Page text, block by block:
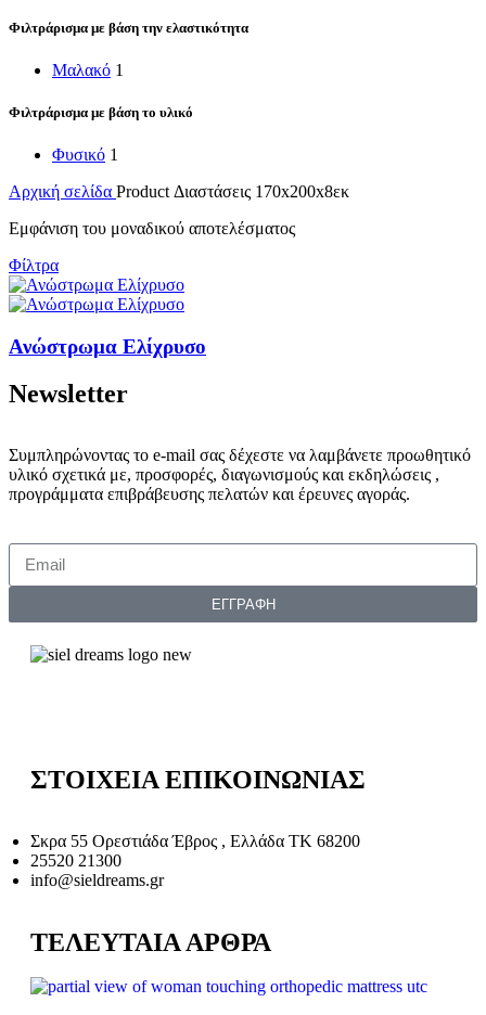
Φιλτράρισμα με βάση την ελαστικότητα
Μαλακό 1
Φιλτράρισμα με βάση το υλικό
Φυσικό 1
Αρχική σελίδα Product Διαστάσεις 170x200x8εκ
Εμφάνιση του μοναδικού αποτελέσματος
Φίλτρα
Ανώστρωμα Ελίχρυσο
Newsletter
Συμπληρώνοντας το e-mail σας δέχεστε να λαμβάνετε προωθητικό
υλικό σχετικά με, προσφορές, διαγωνισμούς και εκδηλώσεις ,
προγράμματα επιβράβευσης πελατών και έρευνες αγοράς.
ΕΓΓΡΑΦΗ
ΣΤΟΙΧΕΙΑ ΕΠΙΚΟΙΝΩΝΙΑΣ
Σκρα 55 Ορεστιάδα Έβρος , Ελλάδα ΤΚ 68200
25520 21300
info@sieldreams.gr
ΤΕΛΕΥΤΑΙΑ ΑΡΘΡΑ